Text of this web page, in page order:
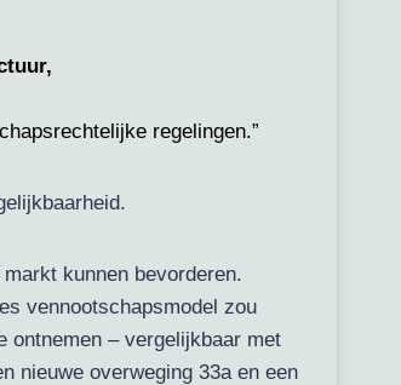
regelingen.”
kunnen bevorderen.
vennootschapsmodel zou
ontnemen – vergelijkbaar met
nieuwe overweging 33a en een